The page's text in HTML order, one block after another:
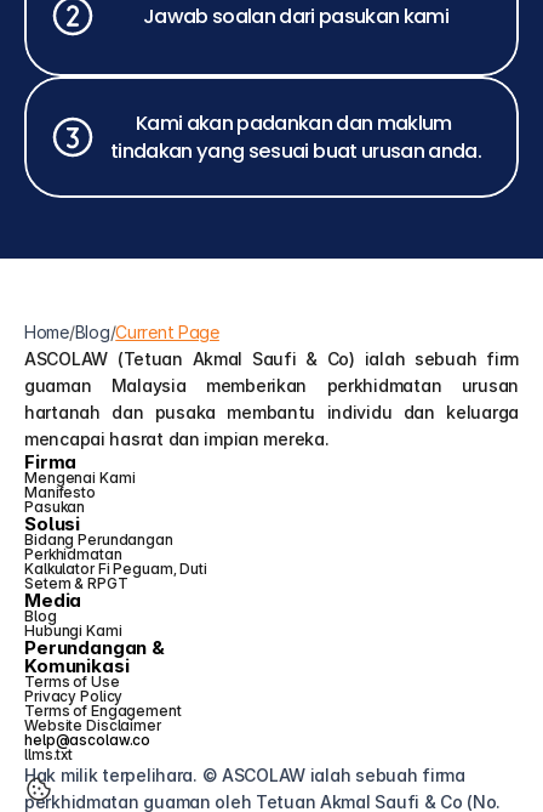
Jawab soalan dari pasukan kami
Kami akan padankan dan maklum
tindakan yang sesuai buat urusan anda.
Home/Blog/Current Page
ASCOLAW (Tetuan Akmal Saufi & Co) ialah sebuah firm
guaman Malaysia memberikan perkhidmatan urusan
hartanah dan pusaka membantu individu dan keluarga
mencapai hasrat dan impian mereka.
Firma
Mengenai Kami
Manifesto
Pasukan
Solusi
Bidang Perundangan
Perkhidmatan
Kalkulator Fi Peguam, Duti
Setem & RPGT
Media
Blog
Hubungi Kami
Perundangan &
Komunikasi
Terms of Use
Privacy Policy
Terms of Engagement
Website Disclaimer
help@ascolaw.co
llms.txt
Hak milik terpelihara. © ASCOLAW ialah sebuah firma
perkhidmatan guaman oleh Tetuan Akmal Saufi & Co (No.